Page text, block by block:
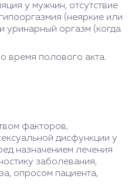
у мужчин, отсутствие
(неяркие или
оргазм (когда
время полового акта.
факторов,
дисфункции у
назначением лечения
заболевания,
опросом пациента,